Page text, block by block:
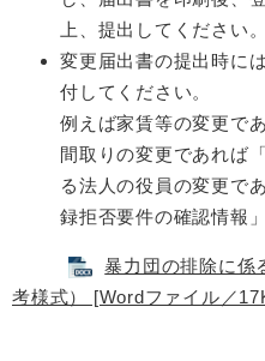
上、提出してください。
変更届出書の提出時に
付してください。
例えば家賃等の変更で
間取りの変更であれば
る法人の役員の変更で
録拒否要件の確認情報
暴力団の排除に係
考様式） [Wordファイル／